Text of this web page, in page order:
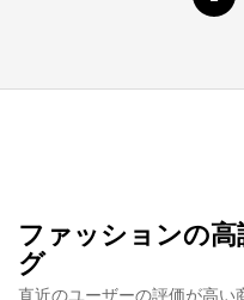
ファッションの
グ
直近のユーザーの評価が高い